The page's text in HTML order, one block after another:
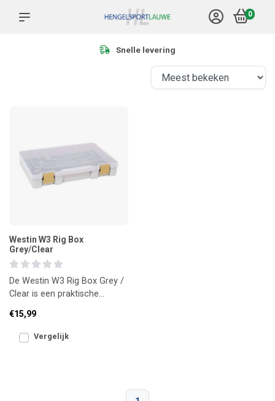
0
Snelle levering
Westin W3 Rig Box
Grey/Clear
De Westin W3 Rig Box Grey /
Clear is een praktische
klare rigs. Houdt onderl
€15,99
Vergelijk